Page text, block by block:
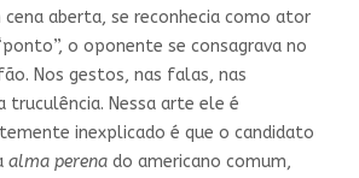
cena aberta, se reconhecia como ator
o oponente se consagrava no
Nos gestos, nas falas, nas
truculência. Nessa arte ele é
inexplicado é que o candidato
alma perena do americano comum,